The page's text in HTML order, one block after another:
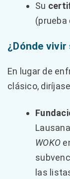
Su
¿Dónde
En lugar de
clásico,
WOKO
las